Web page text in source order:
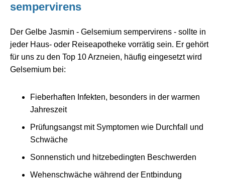
sempervirens
Der Gelbe Jasmin - Gelsemium sempervirens - sollte in
jeder Haus- oder Reiseapotheke vorrätig sein. Er gehört
für uns zu den Top 10 Arzneien, häufig eingesetzt wird
Gelsemium bei:
Fieberhaften Infekten, besonders in der warmen
Jahreszeit
Prüfungsangst mit Symptomen wie Durchfall und
Schwäche
Sonnenstich und hitzebedingten Beschwerden
Wehenschwäche während der Entbindung